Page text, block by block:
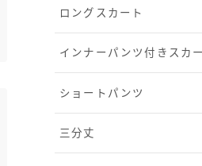
ロングスカート
インナーパンツ付きスカ
ショートパンツ
三分丈